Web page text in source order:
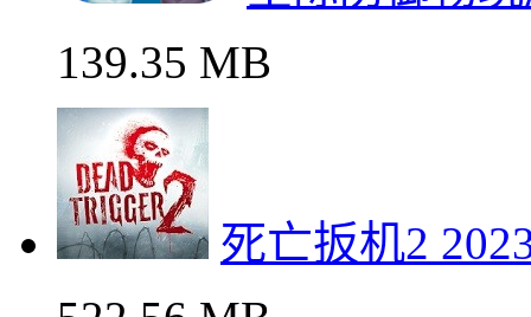
139.35 MB
死亡扳机2